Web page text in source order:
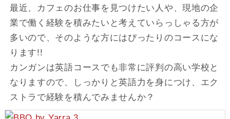
最近、カフェのお仕事を見つけたい人や、現地の企
業で働く経験を積みたいと考えていらっしゃる方が
多いので、そのような方にはぴったりのコースにな
ります!!
カンガンは英語コースでも非常に評判の高い学校と
なりますので、しっかりと英語力を身につけ、エク
ストラで経験を積んでみませんか？